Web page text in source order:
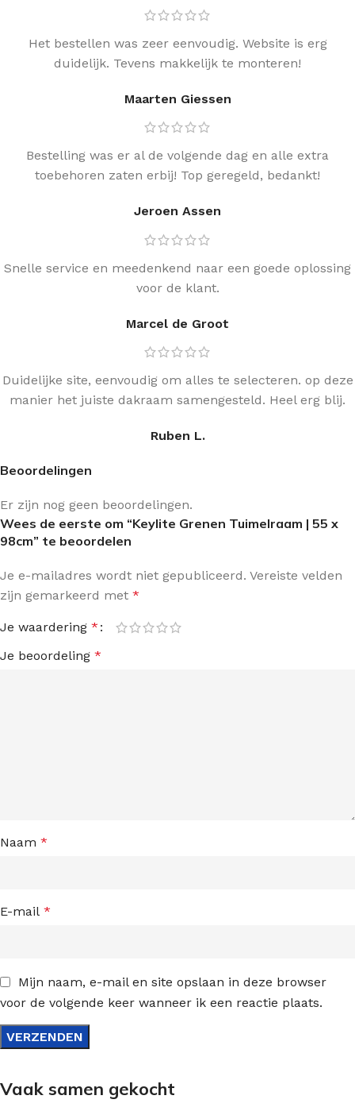
Het bestellen was zeer eenvoudig. Website is erg
duidelijk. Tevens makkelijk te monteren!
Maarten Giessen
Bestelling was er al de volgende dag en alle extra
toebehoren zaten erbij! Top geregeld, bedankt!
Jeroen Assen
Snelle service en meedenkend naar een goede oplossing
voor de klant.
Marcel de Groot
Duidelijke site, eenvoudig om alles te selecteren. op deze
manier het juiste dakraam samengesteld. Heel erg blij.
Ruben L.
Beoordelingen
Er zijn nog geen beoordelingen.
Wees de eerste om “Keylite Grenen Tuimelraam | 55 x
98cm” te beoordelen
Je e-mailadres wordt niet gepubliceerd. Vereiste velden
zijn gemarkeerd met *
Je waardering *
Je beoordeling *
Naam *
E-mail *
Mijn naam, e-mail en site opslaan in deze browser
voor de volgende keer wanneer ik een reactie plaats.
Vaak samen gekocht